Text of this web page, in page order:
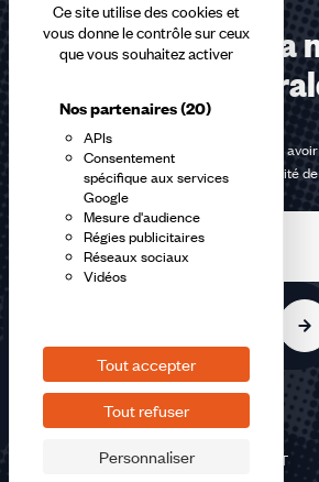
Ce site utilise des cookies et
vous donne le contrôle sur ceux
que vous souhaitez activer
Nos partenaires(20)
APIs
Consentement
spécifique aux services
Google
Mesure d'audience
Régies publicitaires
Réseaux sociaux
Vidéos
Tout accepter
Tout refuser
Personnaliser
Abonnez-vous à la
En m'inscrivant à la newsletter, j'affirme
lapolitique de confidentialité de
©2026 CFDT